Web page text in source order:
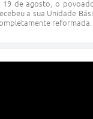
19 de agosto, o
a sua Unidade
reformada.